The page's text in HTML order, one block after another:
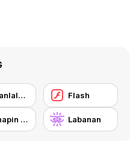
1 Manlalaro Flash
Hanapin at Sirain Labanan